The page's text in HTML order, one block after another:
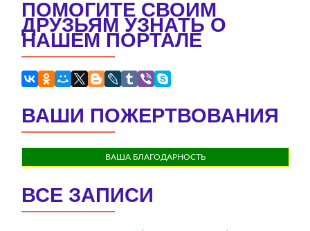
ПОМОГИТЕ СВОИМ
ДРУЗЬЯМ УЗНАТЬ О
НАШЕМ ПОРТАЛЕ
ВАШИ ПОЖЕРТВОВАНИЯ
ВАША БЛАГОДАРНОСТЬ
ВСЕ ЗАПИСИ